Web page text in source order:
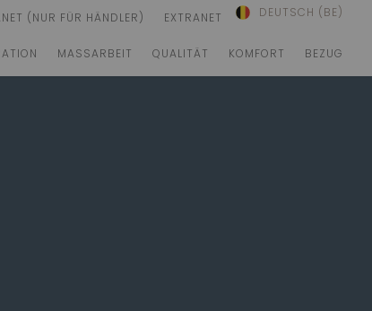
(NUR FÜR HÄNDLER) EXTRANET DEUTSCH (BE)
MASSARBEIT QUALITÄT KOMFORT BEZUG